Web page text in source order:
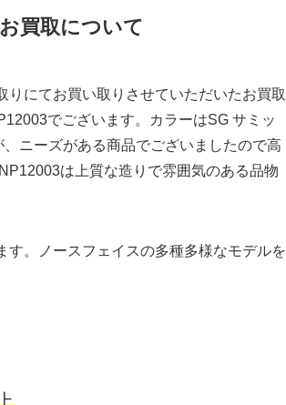
買取について
にてお買い取りさせていただいたお買取
でございます。カラーはSG サミッ
ニーズがある商品でございましたので高
は上質な造りで雰囲気のある品物
。ノースフェイスの多種多様なモデルを